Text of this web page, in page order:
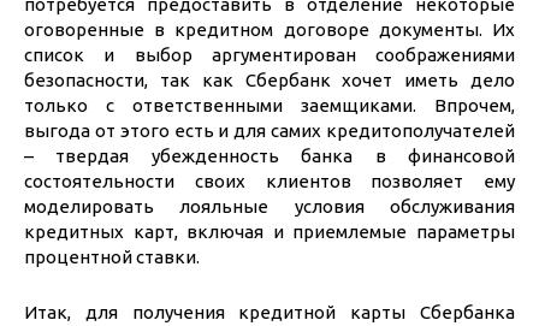
потребуется предоставить в отделение некоторые
оговоренные в кредитном договоре документы. Их
список и выбор аргументирован соображениями
безопасности, так как Сбербанк хочет иметь дело
только с ответственными заемщиками. Впрочем,
выгода от этого есть и для самих кредитополучателей
– твердая убежденность банка в финансовой
состоятельности своих клиентов позволяет ему
моделировать лояльные условия обслуживания
кредитных карт, включая и приемлемые параметры
процентной ставки.
Итак, для получения кредитной карты Сбербанка